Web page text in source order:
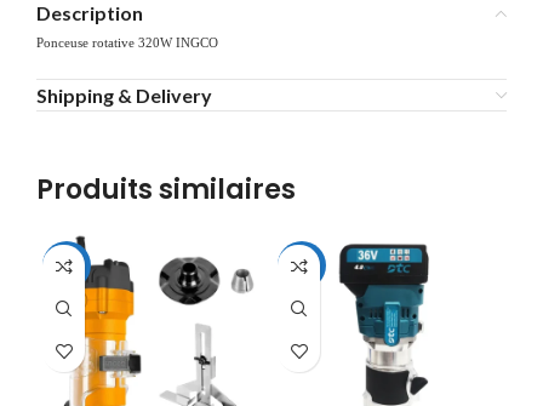
Description
Ponceuse rotative 320W INGCO
Shipping & Delivery
Produits similaires
-14% -10%